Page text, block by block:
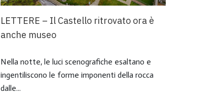
LETTERE – Il Castello ritrovato ora è
anche museo
Nella notte, le luci scenografiche esaltano e
ingentiliscono le forme imponenti della rocca
dalle...